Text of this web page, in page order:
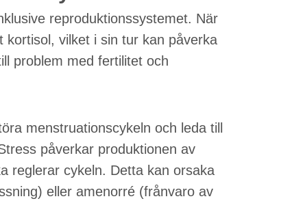
reproduktionssystemet. När
vilket i sin tur kan påverka
problem med fertilitet och
menstruationscykeln och leda till
påverkar produktionen av
reglerar cykeln. Detta kan orsaka
eller amenorré (frånvaro av